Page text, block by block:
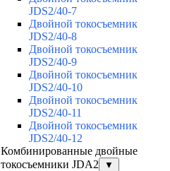
JDS2/40-7
Двойной токосъемник
JDS2/40-8
Двойной токосъемник
JDS2/40-9
Двойной токосъемник
JDS2/40-10
Двойной токосъемник
JDS2/40-11
Двойной токосъемник
JDS2/40-12
Комбинированные двойные
токосъемники JDA2
▼